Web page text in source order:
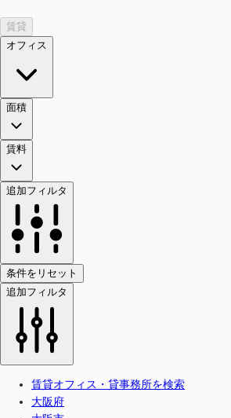
賃貸
オフィス
面積
賃料
追加フィルタ
条件をリセット
追加フィルタ
賃貸オフィス・貸事務所を検索
大阪府